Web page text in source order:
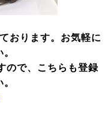
おります。お気軽に
ので、こちらも登録